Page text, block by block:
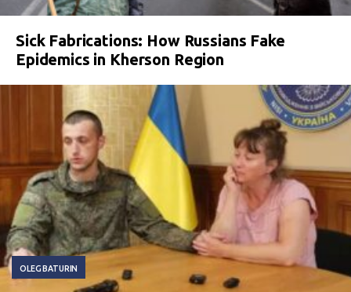
Sick Fabrications: How Russians Fake
Epidemics in Kherson Region
OLEG BATURIN